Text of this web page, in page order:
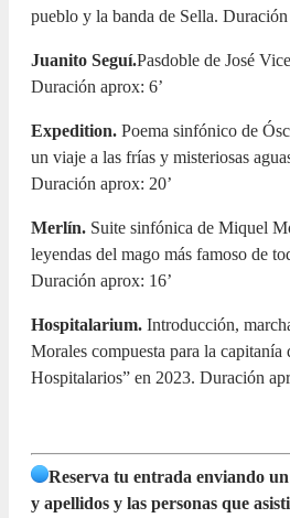
pueblo y la banda de Sella. Duración
Juanito Seguí.Pasdoble de José
Duración aprox: 6’
Expedition. Poema sinfónico de
un viaje a las frías y misteriosas
Duración aprox: 20’
Merlín. Suite sinfónica de Miquel
leyendas del mago más famoso de
Duración aprox: 16’
Hospitalarium. Introducción,
Morales compuesta para la capitanía
Hospitalarios” en 2023. Duración
Reserva tu entrada enviando
y apellidos y las personas que